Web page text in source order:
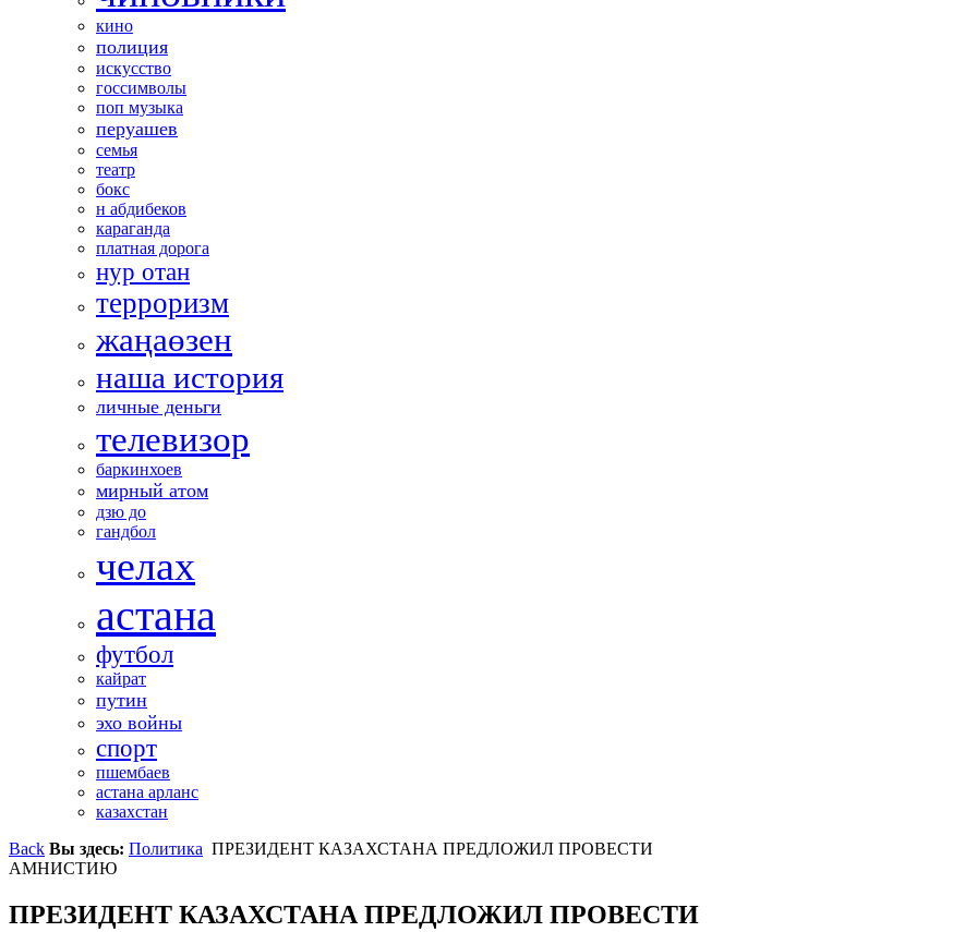
кино
полиция
искусство
госсимволы
поп музыка
перуашев
семья
театр
бокс
н абдибеков
караганда
платная дорога
нур отан
терроризм
жаңаөзен
наша история
личные деньги
телевизор
баркинхоев
мирный атом
дзю до
гандбол
челах
астана
футбол
кайрат
путин
эхо войны
спорт
пшембаев
астана арланс
казахстан
Back Вы здесь: Политика ПРЕЗИДЕНТ КАЗАХСТАНА ПРЕДЛОЖИЛ ПРОВЕСТИ
АМНИСТИЮ
ПРЕЗИДЕНТ КАЗАХСТАНА ПРЕДЛОЖИЛ ПРОВЕСТИ